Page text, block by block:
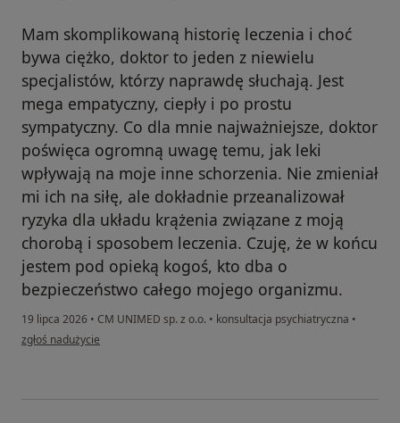
Mam skomplikowaną historię leczenia i choć
bywa ciężko, doktor to jeden z niewielu
specjalistów, którzy naprawdę słuchają. Jest
mega empatyczny, ciepły i po prostu
sympatyczny. Co dla mnie najważniejsze, doktor
poświęca ogromną uwagę temu, jak leki
wpływają na moje inne schorzenia. Nie zmieniał
mi ich na siłę, ale dokładnie przeanalizował
ryzyka dla układu krążenia związane z moją
chorobą i sposobem leczenia. Czuję, że w końcu
jestem pod opieką kogoś, kto dba o
bezpieczeństwo całego mojego organizmu.
19 lipca 2026 • CM UNIMED sp. z o.o. • konsultacja psychiatryczna •
w opinii użytkownika Aleksandra
zgłoś nadużycie